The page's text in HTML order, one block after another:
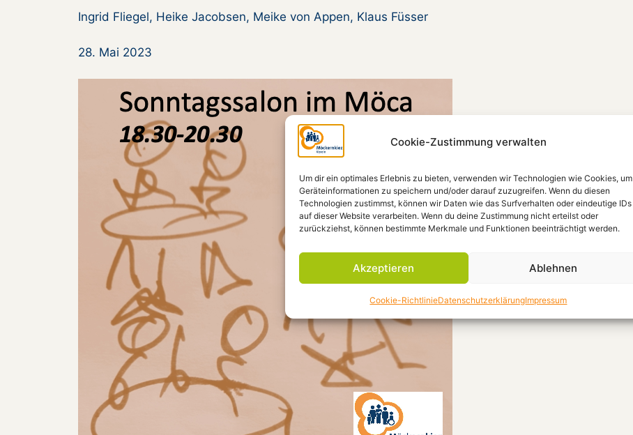
Cookie-Zustimmung verwalten
Um dir ein optimales Erlebnis zu bieten, verwenden wir Technologien wie Cookies, um
Geräteinformationen zu speichern und/oder darauf zuzugreifen. Wenn du diesen
Technologien zustimmst, können wir Daten wie das Surfverhalten oder eindeutige IDs
auf dieser Website verarbeiten. Wenn du deine Zustimmung nicht erteilst oder
zurückziehst, können bestimmte Merkmale und Funktionen beeinträchtigt werden.
Akzeptieren Ablehnen
Cookie-RichtlinieDatenschutzerklärungImpressum
Ingrid Fliegel, Heike Jacobsen, Meike von Appen, Klaus Füsser
28. Mai 2023